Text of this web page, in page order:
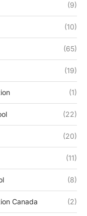
(9)
(10)
(65)
(19)
(1)
(22)
(20)
(11)
(8)
Canada (2)